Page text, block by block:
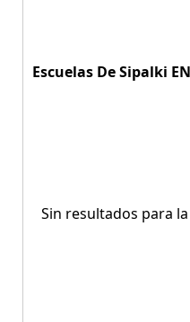
Escuelas De Sipalki
Sin resultados para